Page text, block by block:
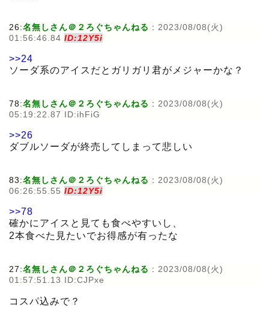
26:名無しさん＠２ろぐちゃんねる : 2023/08/08(火)
01:56:46.84 ID:12Y5i
>>24
ソーダ系のアイスだとガリガリ君がメジャーかな？
78:名無しさん＠２ろぐちゃんねる : 2023/08/08(火)
05:19:22.87 ID:ihFiG
>>26
ダブルソーダが終売してしまって悲しい
83:名無しさん＠２ろぐちゃんねる : 2023/08/08(火)
06:26:55.55 ID:12Y5i
>>78
確かにアイスと見ても食べやすいし、
2本食べた見たいでお得感が有ったな
27:名無しさん＠２ろぐちゃんねる : 2023/08/08(火)
01:57:51.13 ID:CJPxe
コスパ込みで？